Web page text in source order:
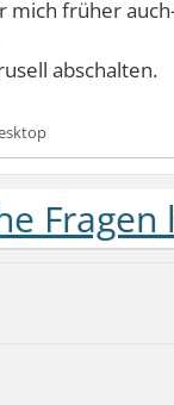
mich früher
abschalten.